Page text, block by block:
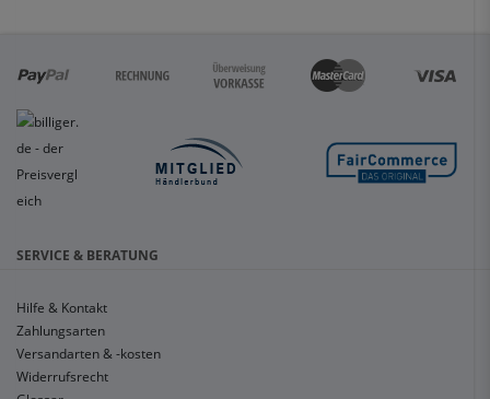
SERVICE & BERATUNG
Hilfe & Kontakt
Zahlungsarten
Versandarten & -kosten
Widerrufsrecht